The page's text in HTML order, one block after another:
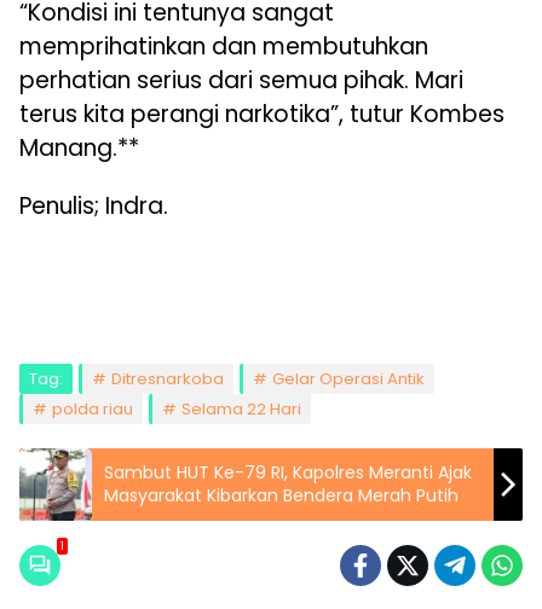
“Kondisi ini tentunya sangat
memprihatinkan dan membutuhkan
perhatian serius dari semua pihak. Mari
terus kita perangi narkotika”, tutur Kombes
Manang.**
Penulis; Indra.
Tag: Ditresnarkoba
Gelar Operasi Antik
polda riau
Selama 22 Hari
Sambut HUT Ke-79 RI, Kapolres Meranti Ajak
Masyarakat Kibarkan Bendera Merah Putih
1